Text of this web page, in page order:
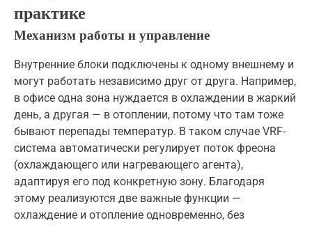
практике
Механизм работы и управление
Внутренние блоки подключены к одному внешнему и
могут работать независимо друг от друга. Например,
в офисе одна зона нуждается в охлаждении в жаркий
день, а другая — в отоплении, потому что там тоже
бывают перепады температур. В таком случае VRF-
система автоматически регулирует поток фреона
(охлаждающего или нагревающего агента),
адаптируя его под конкретную зону. Благодаря
этому реализуются две важные функции —
охлаждение и отопление одновременно, без